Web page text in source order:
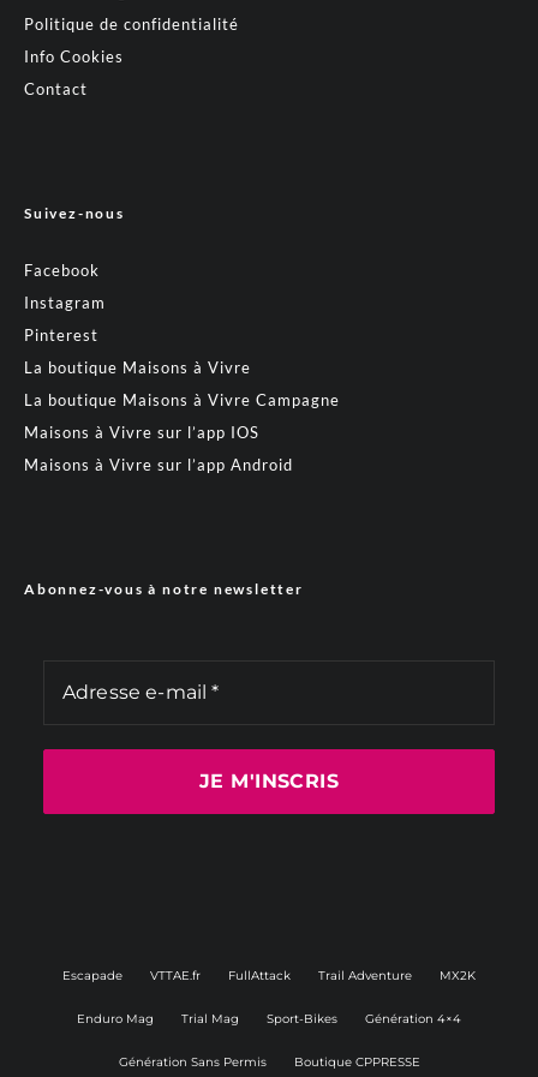
Politique de confidentialité
Info Cookies
Contact
Suivez-nous
Facebook
Instagram
Pinterest
La boutique Maisons à Vivre
La boutique Maisons à Vivre Campagne
Maisons à Vivre sur l’app IOS
Maisons à Vivre sur l’app Android
Abonnez-vous à notre newsletter
Escapade VTTAE.fr FullAttack Trail Adventure MX2K
Enduro Mag Trial Mag Sport-Bikes Génération 4×4
Génération Sans Permis Boutique CPPRESSE